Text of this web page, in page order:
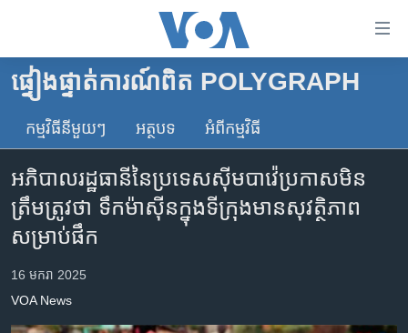
គេហទំព័រ​
ទាក់ទង
និង​
ចូល​
ទំព័រ​
ព័ត៌មាន​​
ម្តង
រំលង​
និង​
កម្ពុជា
អន្តរជាតិ
ចិន
ហេឡូវីអូអេ
ទូរទស្សន៍ / វីដេអូ​
ផ្ទៀងផ្ទាត់ការណ៍ពិត POLYGRAPH
កម្មវិធី​នីមួយៗ អត្ថបទ​ អំពី​កម្មវិធី​
អភិបាល​រដ្ឋធានី​នៃ​ប្រទេស​ស៊ីមបាវ៉េ​ប្រកាស​មិន​
ត្រឹមត្រូវ​ថា ទឹកម៉ាស៊ីន​ក្នុង​ទីក្រុង​មាន​សុវត្ថិភាព​
សម្រាប់​ផឹក
16 មករា 2025
VOA News